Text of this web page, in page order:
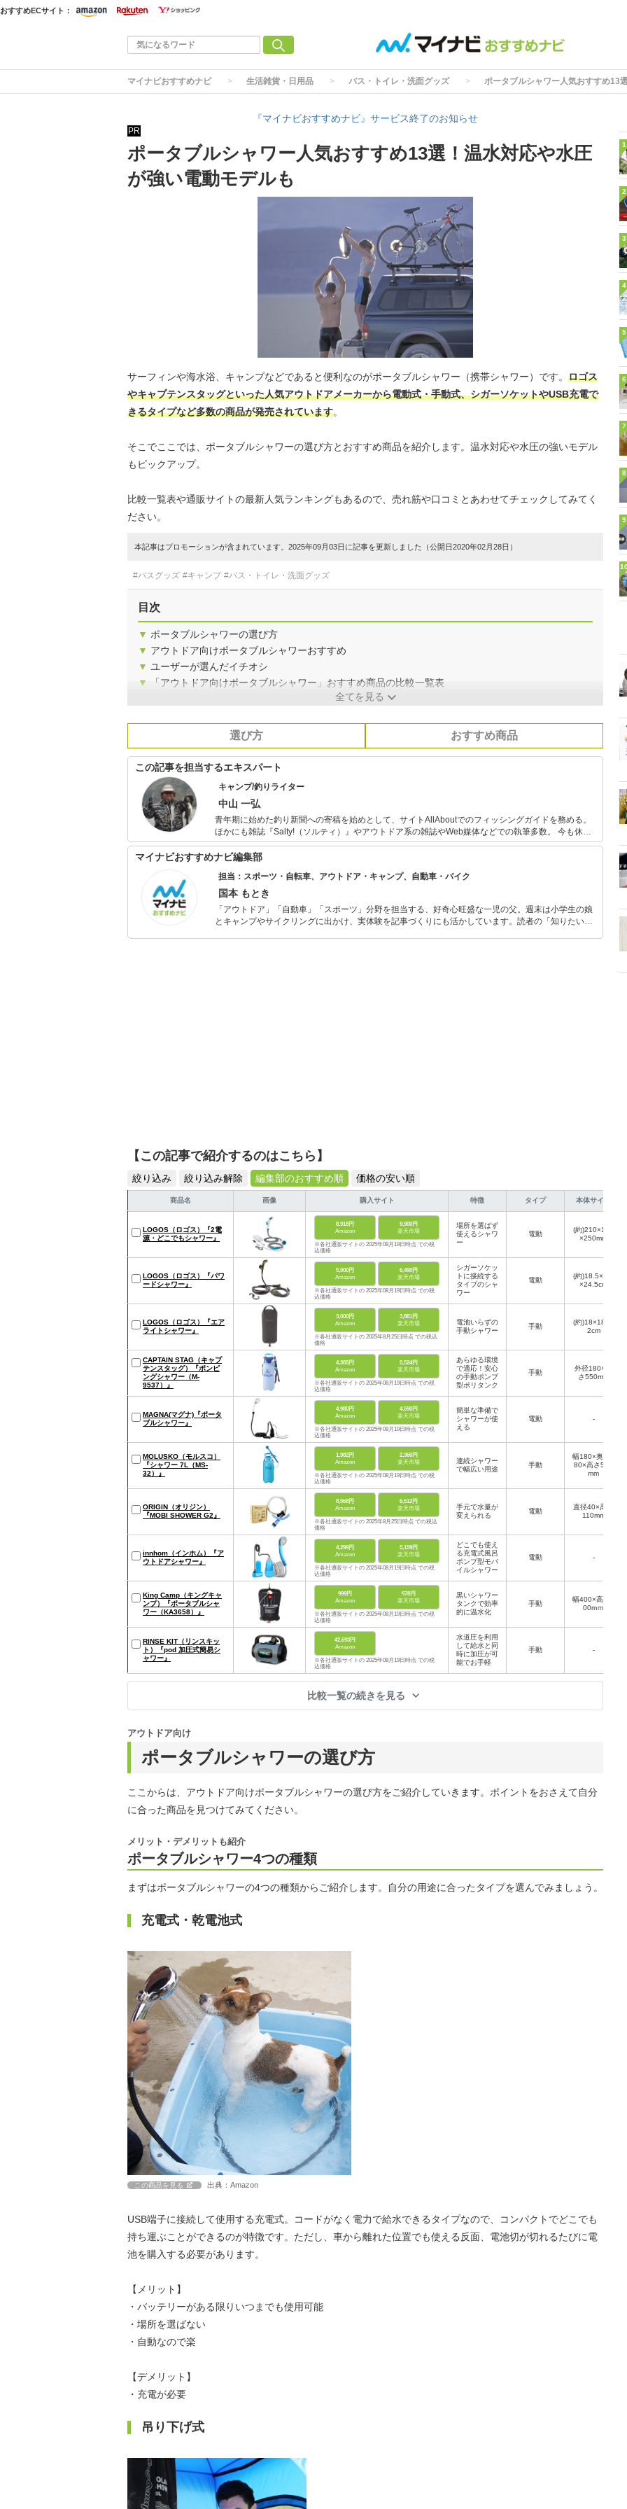
おすすめECサイト：
マイナビおすすめナビ 生活雑貨・日用品 バス・トイレ・洗面グッズ ポータブルシャワー人気おすすめ13
『マイナビおすすめナビ』サービス終了のお知らせ
PR
ポータブルシャワー人気おすすめ13選！温水対応や水圧
が強い電動モデルも
サーフィンや海水浴、キャンプなどであると便利なのがポータブルシャワー（携帯シャワー）です。 ロゴス
やキャプテンスタッグといった人気アウトドアメーカーから電動式・手動式、シガーソケットやUSB充電で
きるタイプなど多数の商品が発売されています。
そこでここでは、ポータブルシャワーの選び方とおすすめ商品を紹介します。温水対応や水圧の強いモデル
もピックアップ。
比較一覧表や通販サイトの最新人気ランキングもあるので、売れ筋や口コミとあわせてチェックしてみてく
ださい。
本記事はプロモーションが含まれています。2025年09月03日に記事を更新しました（公開日2020年02月28日）
#バスグッズ #キャンプ #バス・トイレ・洗面グッズ
目次
▼ ポータブルシャワーの選び方
▼ アウトドア向けポータブルシャワーおすすめ
▼ ユーザーが選んだイチオシ
▼
「アウトドア向けポータブルシャワー」おすすめ商品の比較一覧表
全てを見る
選び方 おすすめ商品
この記事を担当するエキスパート
キャンプ/釣りライター
中山 一弘
青年期に始めた釣り新聞への寄稿を始めとして、サイトAllAboutでのフィッシングガイドを務める。
ほかにも雑誌『Salty!（ソルティ）』やアウトドア系の雑誌やWeb媒体などでの執筆多数。 今も休日
には必ず海山湖を駆けまわっている自然派で、あらゆるジャンルの釣りを体験し、季節に合わせて日
本中の旬な魚を追っている。 キャンプ用品は、あえて払い下げのミリタリー系ギアで揃えるマニアな
マイナビおすすめナビ編集部
担当：スポーツ・自転車、アウトドア・キャンプ、自動車・バイク
国本 もとき
「アウトドア」「自動車」「スポーツ」分野を担当する、好奇心旺盛な一児の父。週末は小学生の娘
とキャンプやサイクリングに出かけ、実体験を記事づくりにも活かしています。読者の「知りたい」
【この記事で紹介するのはこちら】
絞り込み 絞り込み解除 編集部のおすすめ順 価格の安い順
商品名 画像 購入サイト 特徴 タイプ 本体サイズ
LOGOS（ロゴス）『2電
源・どこでもシャワー』
8,918円
Amazon
9,900円
楽天市場
※各社通販サイトの 2025年08月19日時点 での税
込価格
場所を選ばず
使えるシャワ
ー
電動
‎(約)210×110
×250mm
LOGOS（ロゴス）『パワ
ードシャワー』
5,900円
Amazon
6,490円
楽天市場
※各社通販サイトの 2025年08月19日時点 での税
込価格
シガーソケッ
トに接続する
タイプのシャ
ワー
電動
(約)18.5×8.5
×24.5cm
LOGOS（ロゴス）『エア
ライトシャワー』
3,000円
Amazon
3,881円
楽天市場
※各社通販サイトの 2025年8月25日時点 での税込
価格
電池いらずの
手動シャワー
手動
(約)18×18×6
2cm
CAPTAIN STAG（キャプ
テンスタッグ）『ポンピ
ングシャワー（M-
9537）』
4,385円
Amazon
5,524円
楽天市場
※各社通販サイトの 2025年08月19日時点 での税
込価格
あらゆる環境
で適応！安心
の手動ポンプ
型ポリタンク
手動
外径180×高
さ550mm
MAGNA(マグナ)『ポータ
ブルシャワー』
4,980円
Amazon
4,590円
楽天市場
※各社通販サイトの 2025年08月19日時点 での税
込価格
簡単な準備で
シャワーが使
える
電動 -
MOLUSKO（モルスコ）
『シャワー 7L（MS-
32）』
1,982円
Amazon
2,360円
楽天市場
※各社通販サイトの 2025年08月19日時点 での税
込価格
連続シャワー
で幅広い用途
手動
幅180×奥行1
80×高さ530
mm
ORIGIN（オリジン）
『MOBI SHOWER G2』
8,568円
Amazon
6,512円
楽天市場
※各社通販サイトの 2025年8月25日時点 での税込
価格
手元で水量が
変えられる
電動
直径40×高さ
110mm
innhom（インホム）『ア
ウトドアシャワー』
4,299円
Amazon
5,159円
楽天市場
※各社通販サイトの 2025年08月19日時点 での税
込価格
どこでも使え
る充電式風呂
ポンプ型モバ
イルシャワー
電動 -
King Camp（キングキャ
ンプ）『ポータブルシャ
ワー（KA3658）』
999円
Amazon
978円
楽天市場
※各社通販サイトの 2025年08月19日時点 での税
込価格
黒いシャワー
タンクで効率
的に温水化
手動
幅400×高さ6
00mｍ
RINSE KIT（リンスキッ
ト）『pod 加圧式簡易シ
ャワー』
42,693円
Amazon
※各社通販サイトの 2025年08月19日時点 での税
込価格
水道圧を利用
して給水と同
時に加圧が可
能でお手軽
手動 -
比較一覧の続きを見る
ポータブルシャワーの選び方
アウトドア向け
ここからは、アウトドア向けポータブルシャワーの選び方をご紹介していきます。ポイントをおさえて自分
に合った商品を見つけてみてください。
ポータブルシャワー4つの種類
メリット・デメリットも紹介
まずはポータブルシャワーの4つの種類からご紹介します。自分の用途に合ったタイプを選んでみましょう。
充電式・乾電池式
この商品を見る 出典：Amazon
USB端子に接続して使用する充電式。コードがなく電力で給水できるタイプなので、コンパクトでどこでも
持ち運ぶことができるのが特徴です。ただし、車から離れた位置でも使える反面、電池切が切れるたびに電
池を購入する必要があります。
【メリット】
・バッテリーがある限りいつまでも使用可能
・場所を選ばない
・自動なので楽
【デメリット】
・充電が必要
吊り下げ式
1
2
3
4
5
6
7
8
9